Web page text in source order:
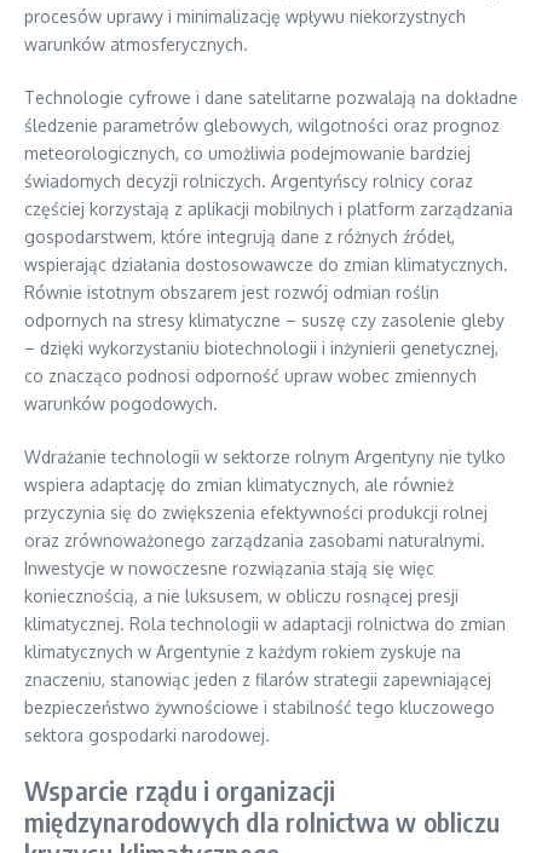
procesów uprawy i minimalizację wpływu niekorzystnych
warunków atmosferycznych.
Technologie cyfrowe i dane satelitarne pozwalają na dokładne
śledzenie parametrów glebowych, wilgotności oraz prognoz
meteorologicznych, co umożliwia podejmowanie bardziej
świadomych decyzji rolniczych. Argentyńscy rolnicy coraz
częściej korzystają z aplikacji mobilnych i platform zarządzania
gospodarstwem, które integrują dane z różnych źródeł,
wspierając działania dostosowawcze do zmian klimatycznych.
Równie istotnym obszarem jest rozwój odmian roślin
odpornych na stresy klimatyczne – suszę czy zasolenie gleby
– dzięki wykorzystaniu biotechnologii i inżynierii genetycznej,
co znacząco podnosi odporność upraw wobec zmiennych
warunków pogodowych.
Wdrażanie technologii w sektorze rolnym Argentyny nie tylko
wspiera adaptację do zmian klimatycznych, ale również
przyczynia się do zwiększenia efektywności produkcji rolnej
oraz zrównoważonego zarządzania zasobami naturalnymi.
Inwestycje w nowoczesne rozwiązania stają się więc
koniecznością, a nie luksusem, w obliczu rosnącej presji
klimatycznej. Rola technologii w adaptacji rolnictwa do zmian
klimatycznych w Argentynie z każdym rokiem zyskuje na
znaczeniu, stanowiąc jeden z filarów strategii zapewniającej
bezpieczeństwo żywnościowe i stabilność tego kluczowego
sektora gospodarki narodowej.
Wsparcie rządu i organizacji
międzynarodowych dla rolnictwa w obliczu